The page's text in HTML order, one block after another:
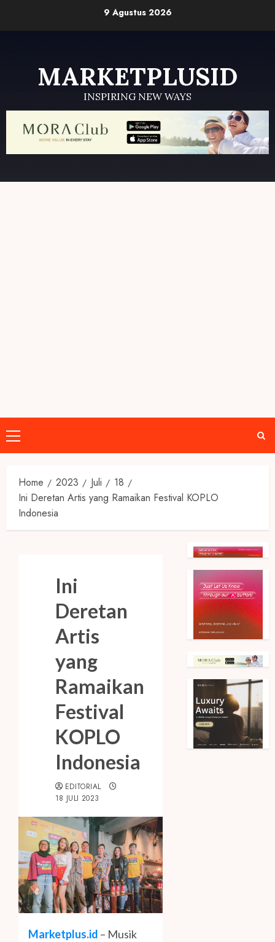
9 Agustus 2026
MARKETPLUSID
INSPIRING NEW WAYS
Primary
Menu
Home 2023 Juli
18
Ini Deretan Artis yang Ramaikan Festival KOPLO
Indonesia
Ini
Deretan
Artis
yang
Ramaikan
Festival
KOPLO
Indonesia
EDITORIAL
18 JULI 2023
Marketplus.id – Musik